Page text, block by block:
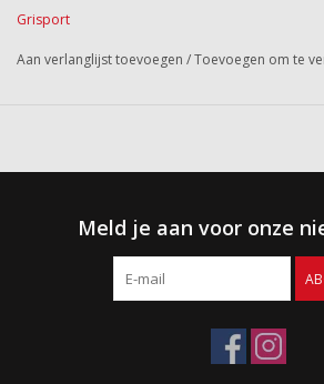
Grisport
Aan verlanglijst toevoegen /Toevoegen om te
Meld je aan voor onze